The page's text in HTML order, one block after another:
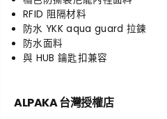
RFID 阻隔材料
防水 YKK aqua guard 拉鍊
防水面料
與 HUB 鑰匙扣兼容
ALPAKA 台灣授權店